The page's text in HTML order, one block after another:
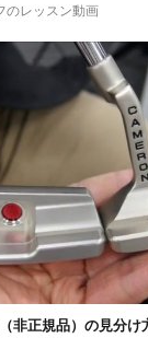
のレッスン動画
非正規品）の見分け